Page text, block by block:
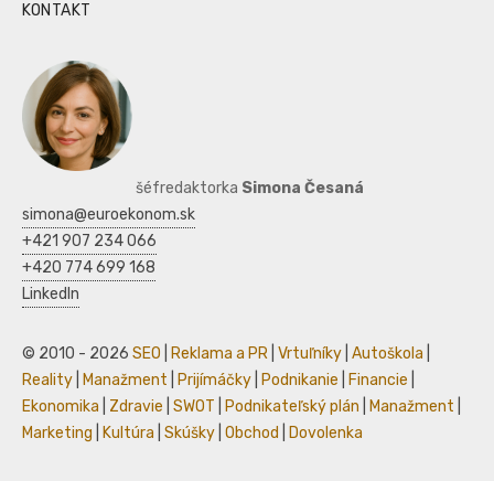
KONTAKT
šéfredaktorka Simona Česaná
simona@euroekonom.sk
+421 907 234 066
+420 774 699 168
LinkedIn
© 2010 - 2026 SEO Reklama a PR Vrtuľníky Autoškola
Reality
Manažment Prijímáčky Podnikanie Financie
Ekonomika
Zdravie SWOT Podnikateľský plán Manažment
Marketing
Kultúra Skúšky Obchod Dovolenka